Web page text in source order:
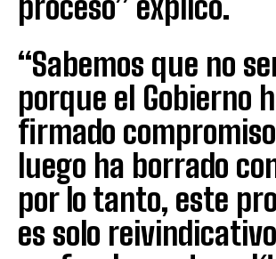
“Sabemos que no
porque el Gobierno
firmado
luego ha borrado
por lo tanto, este
es solo